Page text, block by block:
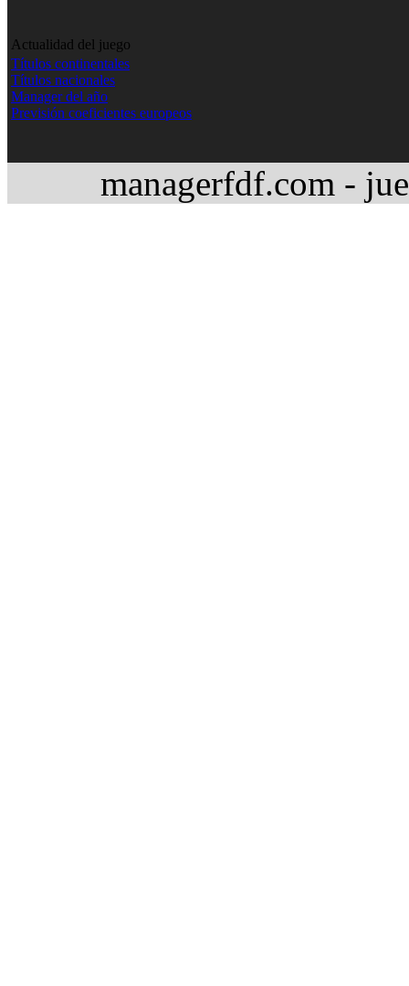
Actualidad del juego
Títulos continentales
Títulos nacionales
Manager del año
Previsión coeficientes europeos
managerfdf.com -